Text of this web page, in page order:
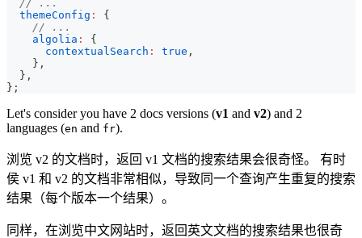
// ...
themeConfig :
{
// ...
algolia :
{
contextualSearch : true ,
} ,
} ,
} ;
Let's consider you have 2 docs versions (v1 and v2) and 2
languages (en and fr).
浏览 v2 的文档时，返回 v1 文档的搜索结果会很奇怪。 有时
侯 v1 和 v2 的文档非常相似，导致同一个查询产生重复的搜索
结果（每个版本一个结果）。
同样，在浏览中文网站时，返回英文文档的搜索结果也很奇